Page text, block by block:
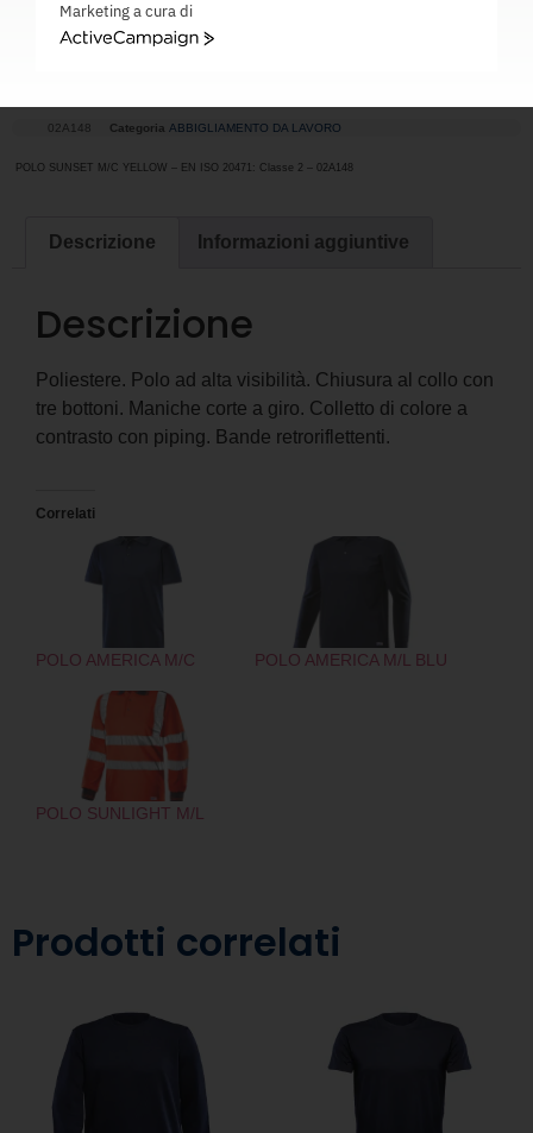
POLO SUNSET M/C
02A148 Categoria ABBIGLIAMENTO DA LAVORO
POLO SUNSET M/C YELLOW – EN ISO 20471: Classe 2 – 02A148
Descrizione Informazioni aggiuntive
Descrizione
Poliestere. Polo ad alta visibilità. Chiusura al collo con
tre bottoni. Maniche corte a giro. Colletto di colore a
contrasto con piping. Bande retroriflettenti.
Correlati
POLO AMERICA M/C POLO AMERICA M/L BLU
POLO SUNLIGHT M/L
Prodotti correlati
Marketing a cura di
ActiveCampaign